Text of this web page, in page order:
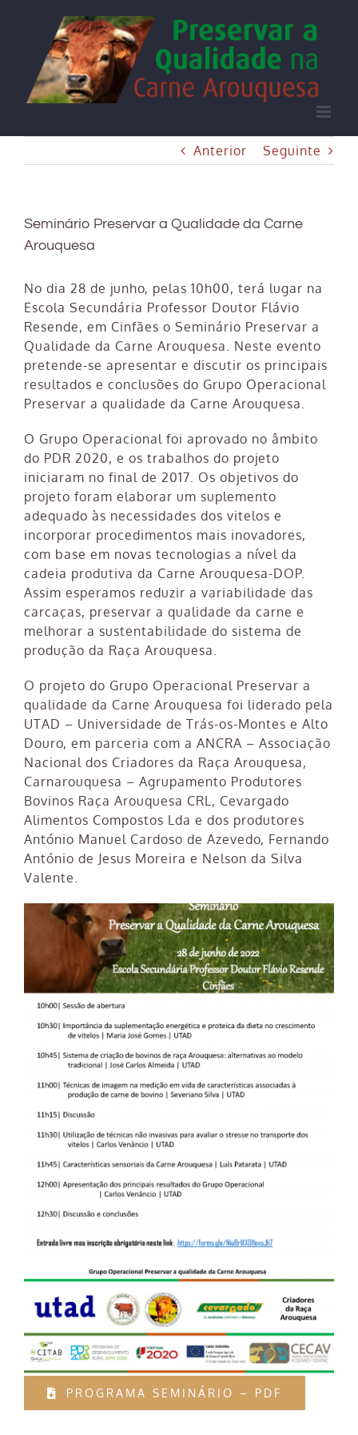
content
Anterior Seguinte
Seminário Preservar a Qualidade da Carne
Arouquesa
No dia 28 de junho, pelas 10h00, terá lugar na
Escola Secundária Professor Doutor Flávio
Resende, em Cinfães o Seminário Preservar a
Qualidade da Carne Arouquesa. Neste evento
pretende-se apresentar e discutir os principais
resultados e conclusões do Grupo Operacional
Preservar a qualidade da Carne Arouquesa.
O Grupo Operacional foi aprovado no âmbito
do PDR 2020, e os trabalhos do projeto
iniciaram no final de 2017. Os objetivos do
projeto foram elaborar um suplemento
adequado às necessidades dos vitelos e
incorporar procedimentos mais inovadores,
com base em novas tecnologias a nível da
cadeia produtiva da Carne Arouquesa-DOP.
Assim esperamos reduzir a variabilidade das
carcaças, preservar a qualidade da carne e
melhorar a sustentabilidade do sistema de
produção da Raça Arouquesa.
O projeto do Grupo Operacional Preservar a
qualidade da Carne Arouquesa foi liderado pela
UTAD – Universidade de Trás-os-Montes e Alto
Douro, em parceria com a ANCRA – Associação
Nacional dos Criadores da Raça Arouquesa,
Carnarouquesa – Agrupamento Produtores
Bovinos Raça Arouquesa CRL, Cevargado
Alimentos Compostos Lda e dos produtores
António Manuel Cardoso de Azevedo, Fernando
António de Jesus Moreira e Nelson da Silva
Valente.
PROGRAMA SEMINÁRIO – PDF